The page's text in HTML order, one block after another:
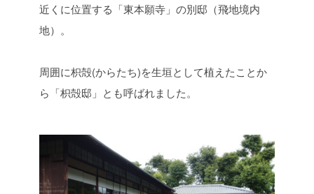
近くに位置する「東本願寺」の別邸（飛地境内
地）。
周囲に枳殻(からたち)を生垣として植えたことか
ら「枳殻邸」とも呼ばれました。